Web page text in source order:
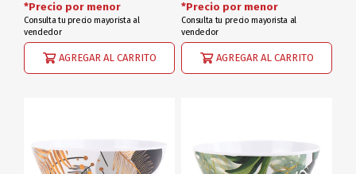
AGREGAR AL CARRITO
*Precio por menor
Consulta tu precio mayorista al
vendedor
AGREGAR AL CARRITO
*Precio por menor
Consulta tu precio mayorista al
vendedor